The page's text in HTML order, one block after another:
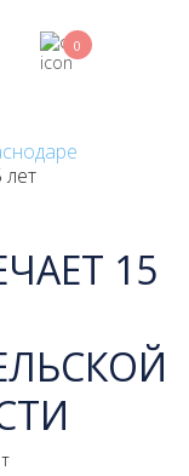
0
лет
15